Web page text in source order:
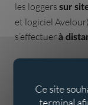
les loggers sur
et logiciel
s’effectuerà
Ce site
terminal